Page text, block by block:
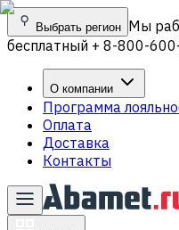
Выбрать регион Мы
бесплатный + 8-800-
О компании
Программа
Оплата
Доставка
Контакты